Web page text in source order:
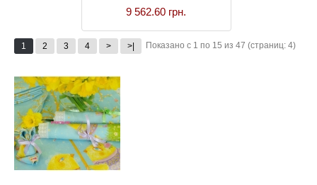
9 562.60 грн.
1 2 3 4 > >| Показано с 1 по 15 из 47 (страниц: 4)